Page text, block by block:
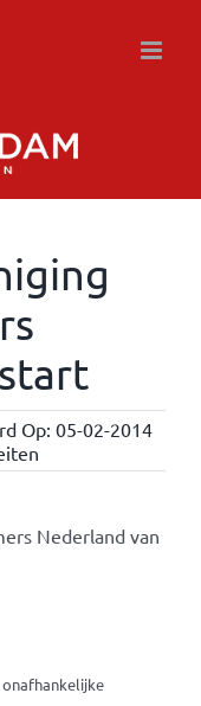
Op: 05-02-2014
Nederland van
onafhankelijke